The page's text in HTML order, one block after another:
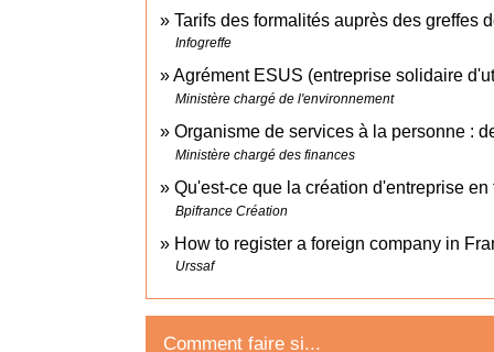
Tarifs des formalités auprès des greffes
Infogreffe
Agrément ESUS (entreprise solidaire
Ministère chargé de l'environnement
Organisme de services à la personne :
Ministère chargé des finances
Qu'est-ce que la création d'entreprise en
Bpifrance Création
How to register a foreign company in
Urssaf
Comment faire si...